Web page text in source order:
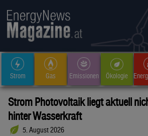
Strom Gas Emissionen Ökologie
Strom Photovoltaik liegt aktuell
hinter Wasserkraft
5. August 2026